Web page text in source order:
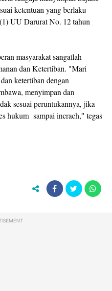
ketentuan yang berlaku
UU Darurat No. 12 tahun
masyarakat sangatlah
dan Ketertiban. "Mari
ketertiban dengan
menyimpan dan
sesuai peruntukannya, jika
hukum sampai incrach," tegas